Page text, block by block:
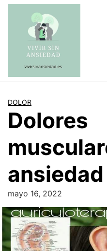
Saltar
contenido
DOLOR
Dolores
ansiedad
mayo 16, 2022